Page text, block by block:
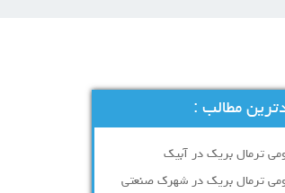
مطالب :
ترمال بریک در آبیک
ترمال بریک در شهرک صنعتی